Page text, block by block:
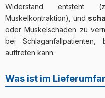
Widerstand entsteht
Muskelkontraktion), und
oder Muskelschäden zu
bei
auftreten kann.
Was ist im